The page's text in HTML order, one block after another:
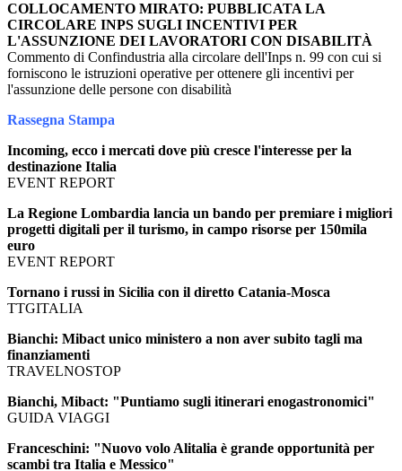
COLLOCAMENTO MIRATO: PUBBLICATA LA
CIRCOLARE INPS SUGLI INCENTIVI PER
L'ASSUNZIONE DEI LAVORATORI CON DISABILITÀ
Commento di Confindustria alla circolare dell'Inps n. 99 con cui si
forniscono le istruzioni operative per ottenere gli incentivi per
l'assunzione delle persone con disabilità
Rassegna Stampa
Incoming, ecco i mercati dove più cresce l'interesse per la
destinazione Italia
EVENT REPORT
La Regione Lombardia lancia un bando per premiare i migliori
progetti digitali per il turismo, in campo risorse per 150mila
euro
EVENT REPORT
Tornano i russi in Sicilia con il diretto Catania-Mosca
TTGITALIA
Bianchi: Mibact unico ministero a non aver subito tagli ma
finanziamenti
TRAVELNOSTOP
Bianchi, Mibact: "Puntiamo sugli itinerari enogastronomici"
GUIDA VIAGGI
Franceschini: "Nuovo volo Alitalia è grande opportunità per
scambi tra Italia e Messico"